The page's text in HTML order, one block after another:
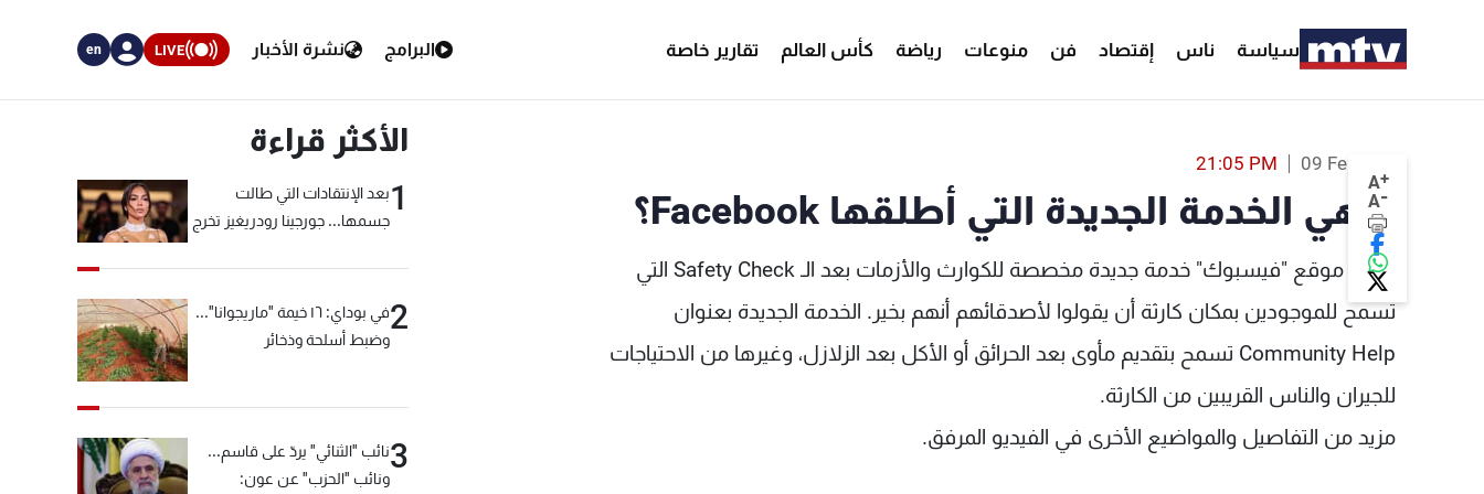
سياسة ناس إقتصاد فن منوعات رياضة كأس العالم تقارير خاصة البرامج نشرة الأخبار LIVE
en
A+
A-
09 Feb 2017
21:05 PM
ما هي الخدمة الجديدة التي أطلقها Facebook؟
أطلق موقع "فيسبوك" خدمة جديدة مخصصة للكوارث والأزمات بعد الـ Safety Check التي
تسمح للموجودين بمكان كارثة أن يقولوا لأصدقائهم أنهم بخير. الخدمة الجديدة بعنوان
Community Help تسمح بتقديم مأوى بعد الحرائق أو الأكل بعد الزلازل، وغيرها من الاحتياجات
للجيران والناس القريبين من الكارثة.
مزيد من التفاصيل والمواضيع الأخرى في الفيديو المرفق.
الأكثر قراءة
1بعد الإنتقادات التي طالت
جسمها... جورجينا رودريغيز تخرج
2
في بوداي: ١٦ خيمة "ماريجوانا"...
وضبط أسلحة وذخائر
3نائب "الثنائي" يردّ على قاسم...
ونائب "الحزب" عن عون: